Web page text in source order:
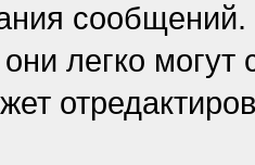
сообщений.
они легко